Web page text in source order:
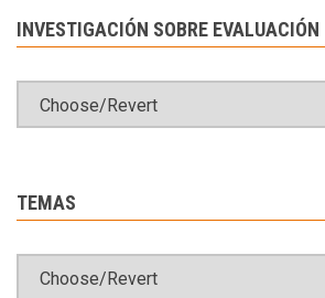
INVESTIGACIÓN SOBRE EVALUACIÓN
TEMAS